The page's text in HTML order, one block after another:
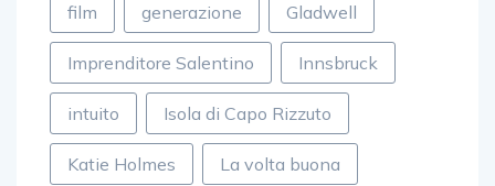
film generazione Gladwell
Imprenditore Salentino Innsbruck
intuito Isola di Capo Rizzuto
Katie Holmes La volta buona